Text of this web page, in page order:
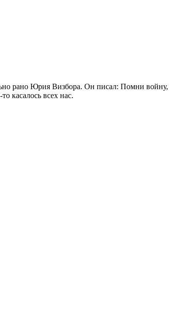
рано Юрия Визбора. Он писал: Помни войну,
касалось всех нас.